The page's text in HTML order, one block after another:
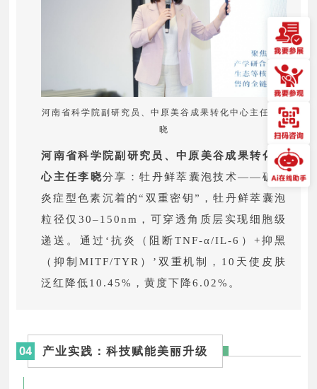
河南省科学院副研究员、中原美谷成果转化中心主任 李
晓
河南省科学院副研究员、中原美谷成果转化中
心主任李晓分享：牡丹鲜萃囊泡技术——破解
炎症型色素沉着的“双重密钥”，牡丹鲜萃囊泡
粒径仅30–150nm，可穿透角质层实现细胞级
递送。通过‘抗炎（阻断TNF-α/IL-6）+抑黑
（抑制MITF/TYR）’双重机制，10天使皮肤
泛红降低10.45%，黄度下降6.02%。
04 产业实践：科技赋能美丽升级